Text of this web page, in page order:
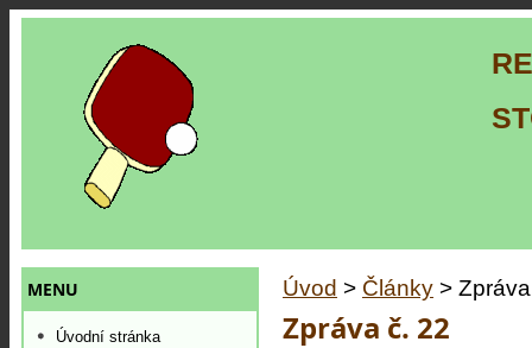
Úvod > Články >
Zpráva č. 22
MENU
Úvodní stránka